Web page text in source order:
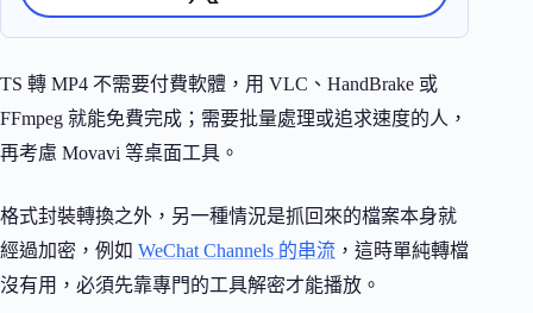
TS 轉 MP4 不需要付費軟體，用 VLC、HandBrake 或
FFmpeg 就能免費完成；需要批量處理或追求速度的人，
再考慮 Movavi 等桌面工具。
格式封裝轉換之外，另一種情況是抓回來的檔案本身就
經過加密，例如 WeChat Channels 的串流 ，這時單純轉檔
沒有用，必須先靠專門的工具解密才能播放。